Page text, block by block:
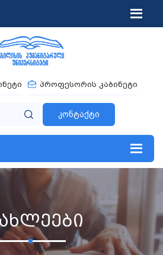
პროფესორის კაბინეტი
კონტაქტი